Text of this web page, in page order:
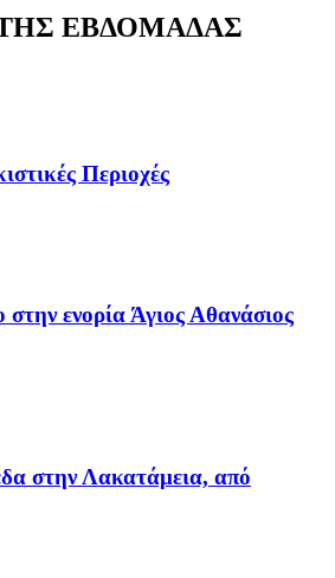
ΕΒΔΟΜΑΔΑΣ
Περιοχές
στην ενορία Άγιος Αθανάσιος
στην Λακατάμεια, από